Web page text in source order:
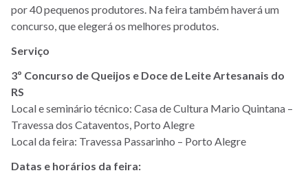
por 40 pequenos produtores. Na feira também haverá um
concurso, que elegerá os melhores produtos.
Serviço
3º Concurso de Queijos e Doce de Leite Artesanais do
RS
Local e seminário técnico: Casa de Cultura Mario Quintana –
Travessa dos Cataventos, Porto Alegre
Local da feira: Travessa Passarinho – Porto Alegre
Datas e horários da feira: